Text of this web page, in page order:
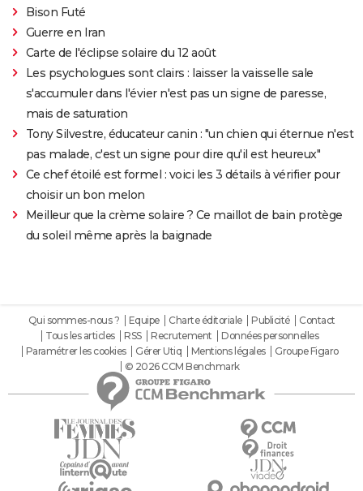
Bison Futé
Guerre en Iran
Carte de l'éclipse solaire du 12 août
Les psychologues sont clairs : laisser la vaisselle sale
s'accumuler dans l'évier n'est pas un signe de paresse,
mais de saturation
Tony Silvestre, éducateur canin : "un chien qui éternue n'est
pas malade, c'est un signe pour dire qu'il est heureux"
Ce chef étoilé est formel : voici les 3 détails à vérifier pour
choisir un bon melon
Meilleur que la crème solaire ? Ce maillot de bain protège
du soleil même après la baignade
Qui sommes-nous ? Equipe Charte éditoriale Publicité
Contact
Tous les articles
RSS Recrutement
Données personnelles
Paramétrer les cookies
Gérer Utiq Mentions légales
Groupe Figaro
© 2026 CCM Benchmark